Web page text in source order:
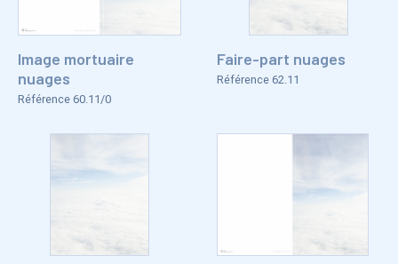
Image mortuaire
nuages
Référence 60.11/0
Faire-part nuages
Référence 62.11